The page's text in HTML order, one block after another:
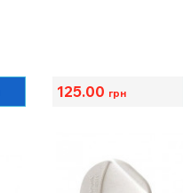
125.00 грн